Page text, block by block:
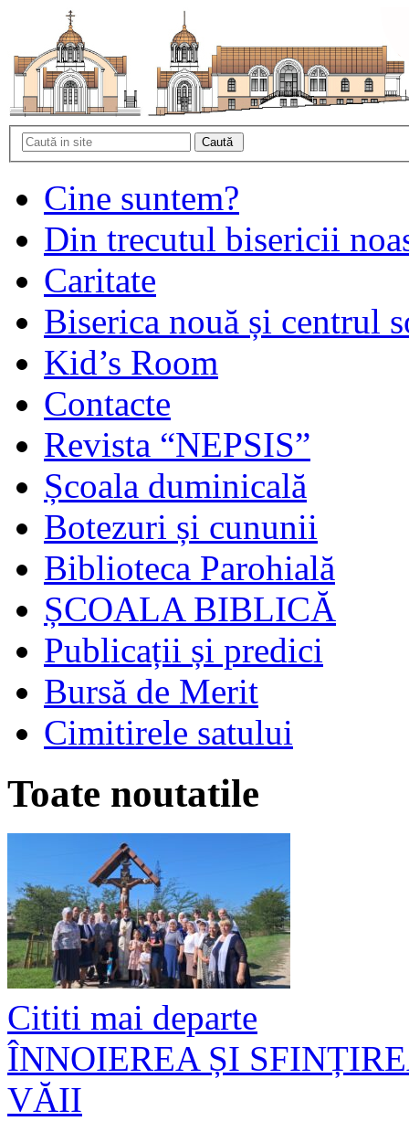
Cine suntem?
Din trecutul bisericii
Caritate
Biserica nouă și centrul
Kid’s Room
Contacte
Revista “NEPSIS”
Școala duminicală
Botezuri și cununii
Biblioteca Parohială
ȘCOALA BIBLICĂ
Publicații și predici
Bursă de Merit
Cimitirele satului
Toate noutatile
Cititi mai departe
ÎNNOIEREA ȘI
VĂII